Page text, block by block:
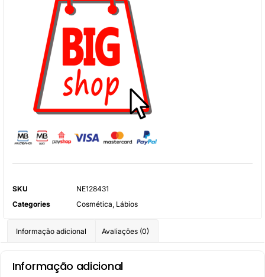
SKU
NE128431
Categories
Cosmética, Lábios
Informação adicional Avaliações (0)
Informação adicional